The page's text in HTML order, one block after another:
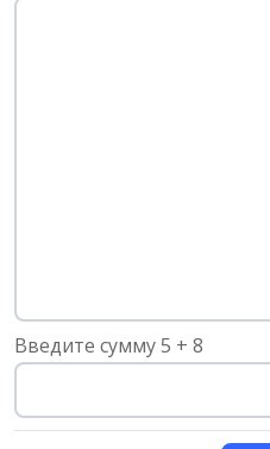
Введите сумму 5 + 8